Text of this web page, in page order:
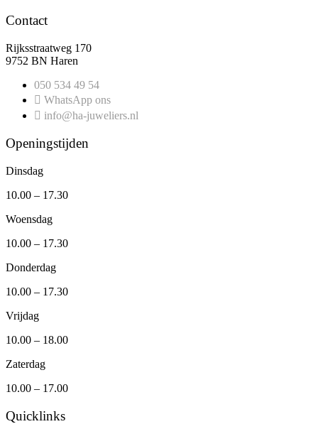
Contact
Rijksstraatweg 170
9752 BN Haren
050 534 49 54
WhatsApp ons
info@ha-juweliers.nl
Openingstijden
Dinsdag
10.00 – 17.30
Woensdag
10.00 – 17.30
Donderdag
10.00 – 17.30
Vrijdag
10.00 – 18.00
Zaterdag
10.00 – 17.00
Quicklinks